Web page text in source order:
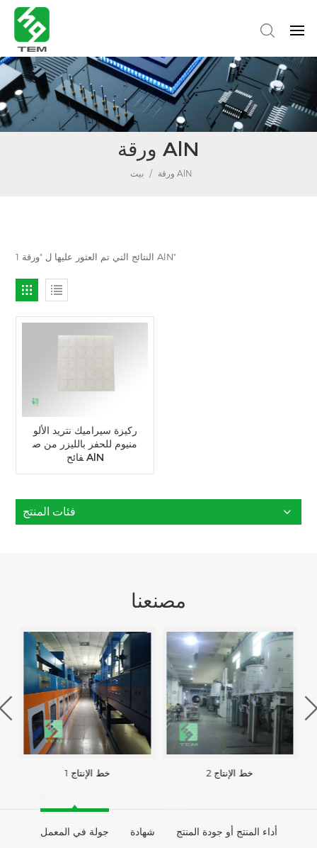
ورقة AlN
بيت / ورقة AlN
1 النتائج التي تم العثور عليها ل "ورقة AlN"
ركيزة سيراميك نتريد الألو
منيوم للحفر بالليزر من ص
فائح AlN
فئات المنتج
مصنعنا
خط الإنتاج 1 خط الإنتاج 2
جولة في المعمل شهادة أداء المنتج أو جودة المنتج